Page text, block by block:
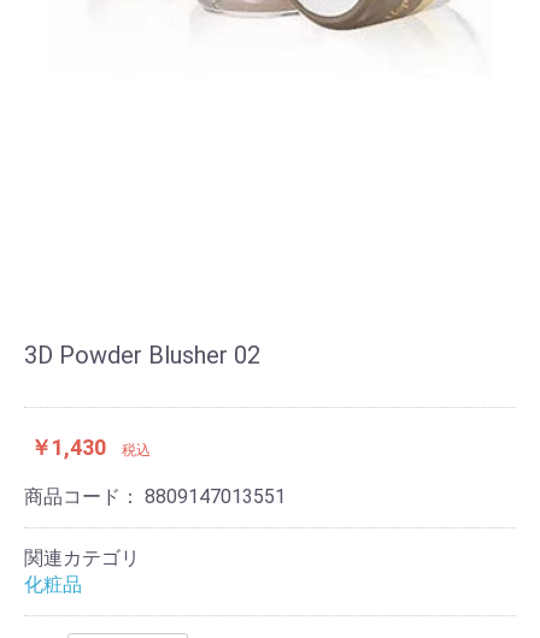
3D Powder Blusher 02
￥1,430 税込
商品コード： 8809147013551
関連カテゴリ
化粧品